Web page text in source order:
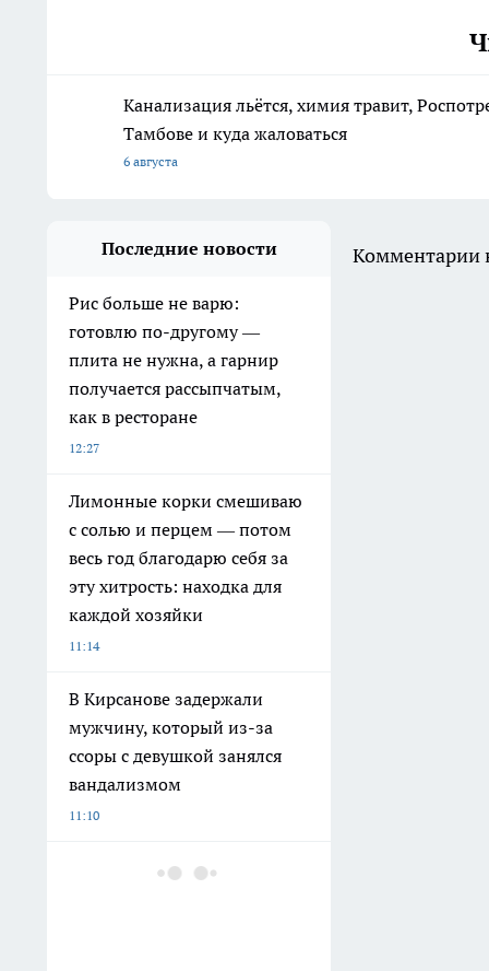
Канализация льётся, химия травит,
Тамбове и куда жаловаться
6 августа
Последние новости
Рис больше не варю:
готовлю по-другому —
плита не нужна, а гарнир
получается рассыпчатым,
как в ресторане
12:27
Лимонные корки смешиваю
с солью и перцем — потом
весь год благодарю себя за
эту хитрость: находка для
каждой хозяйки
11:14
В Кирсанове задержали
мужчину, который из-за
ссоры с девушкой занялся
вандализмом
11:10
В Котовске Дворец культуры
Комментарии